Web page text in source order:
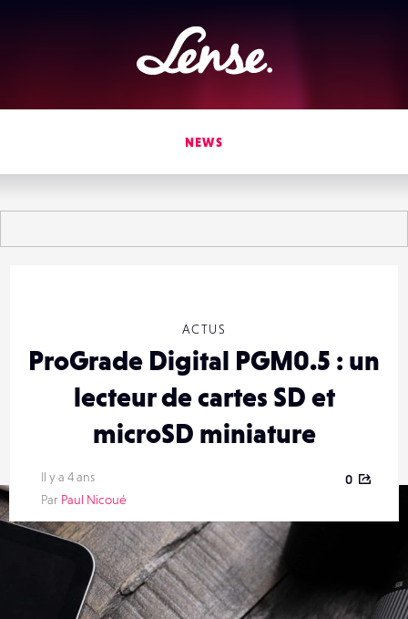
Lense
NEWS
ACTUS
ProGrade Digital PGM0.5 : un
lecteur de cartes SD et
microSD miniature
Il y a 4 ans
Par Paul Nicoué
0